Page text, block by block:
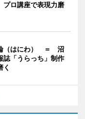
ロ講座で表現力磨
（はにわ） ＝ 沼
誌「うらっち」制作